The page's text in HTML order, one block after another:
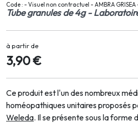
Code : - Visuel non contractuel - AMBRA GRISEA
Tube granules de 4g -
à partir de
3,90 €
Ce produit est l'un des nombreux
homéopathiques unitaires proposés
Weleda. Il se présente sous la forme